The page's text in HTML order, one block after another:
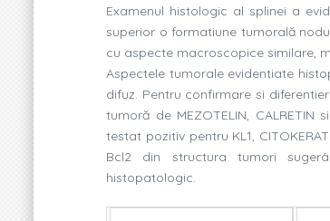
Examenul histologic al splinei a
superior o formatiune tumorală
cu aspecte macroscopice similare,
Aspectele tumorale evidentiate
difuz. Pentru confirmare si
tumoră de MEZOTELIN,
testat pozitiv pentru KL1,
Bcl2 din structura tumori
histopatologic.